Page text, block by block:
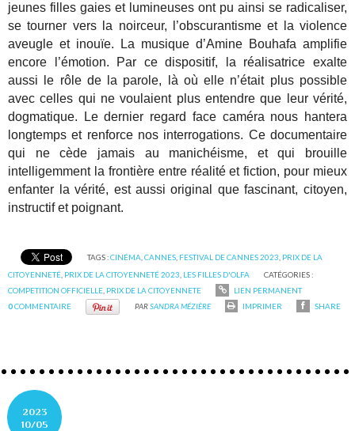
jeunes filles gaies et lumineuses ont pu ainsi se radicaliser,
se tourner vers la noirceur, l’obscurantisme et la violence
aveugle et inouïe. La musique d’Amine Bouhafa amplifie
encore l’émotion. Par ce dispositif, la réalisatrice exalte
aussi le rôle de la parole, là où elle n’était plus possible
avec celles qui ne voulaient plus entendre que leur vérité,
dogmatique. Le dernier regard face caméra nous hantera
longtemps et renforce nos interrogations. Ce documentaire
qui ne cède jamais au manichéisme, et qui brouille
intelligemment la frontière entre réalité et fiction, pour mieux
enfanter la vérité, est aussi original que fascinant, citoyen,
instructif et poignant.
TAGS :CINÉMA CANNES, FESTIVAL DE CANNES 2023 PRIX DE LA
CITOYENNETÉ PRIX DE LA CITOYENNETÉ 2023 LES FILLES D'OLFA
CATÉGORIES :
COMPETITION OFFICIELLE PRIX DE LA CITOYENNETE
LIEN PERMANENT
0COMMENTAIRE PARSANDRA MÉZIÈRE IMPRIMER SHARE
2023
10/05